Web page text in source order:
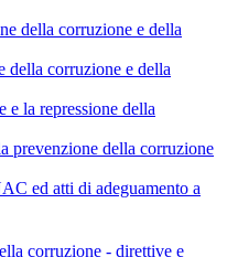
della corruzione e della
della corruzione e della
e la repressione della
prevenzione della corruzione
ed atti di adeguamento a
corruzione - direttive e